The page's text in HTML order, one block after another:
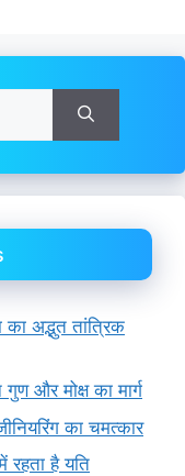
अद्भुत तांत्रिक
और मोक्ष का मार्ग
का चमत्कार
है यति